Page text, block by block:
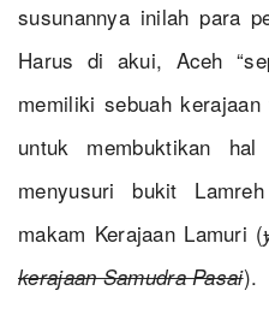
susunannya inilah para
Harus di akui, Aceh
memiliki sebuah
untuk membuktikan
menyusuri bukit
makam Kerajaan Lamuri (
kerajaan Samudra Pasai).